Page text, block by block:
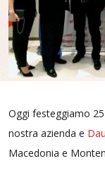
Oggi festeggiamo
nostra azienda e
Macedonia e